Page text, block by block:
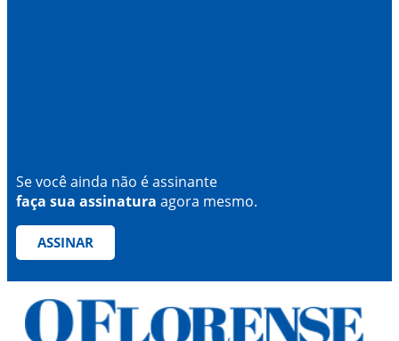
Se você ainda não é assinante
faça sua assinatura agora mesmo.
ASSINAR